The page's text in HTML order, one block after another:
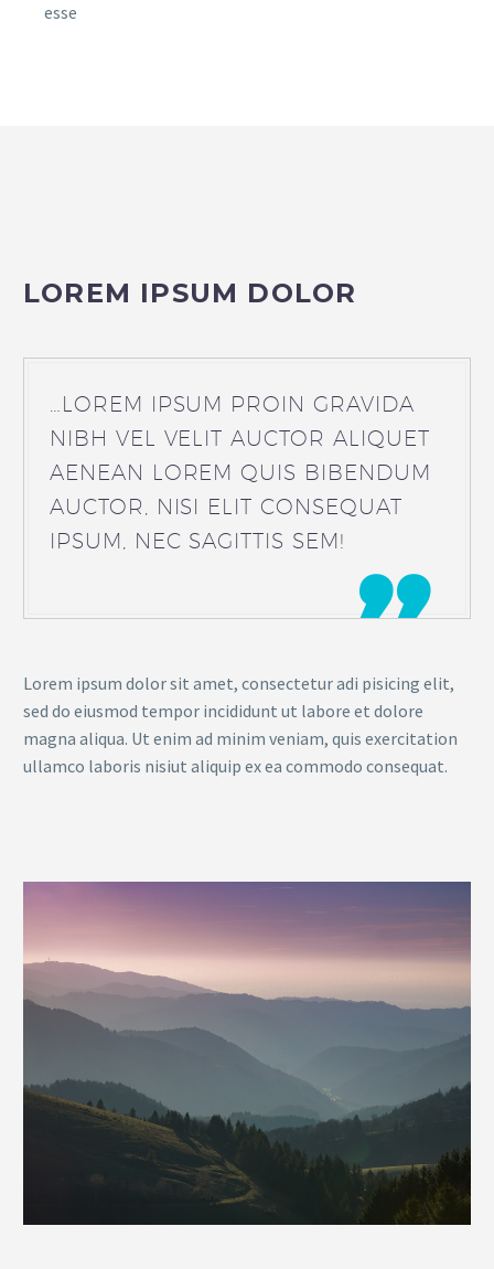
esse
LOREM IPSUM DOLOR
…LOREM IPSUM PROIN GRAVIDA
NIBH VEL VELIT AUCTOR ALIQUET
AENEAN LOREM QUIS BIBENDUM
AUCTOR, NISI ELIT CONSEQUAT
IPSUM, NEC SAGITTIS SEM!

Lorem ipsum dolor sit amet, consectetur adi pisicing elit,
sed do eiusmod tempor incididunt ut labore et dolore
magna aliqua. Ut enim ad minim veniam, quis exercitation
ullamco laboris nisiut aliquip ex ea commodo consequat.